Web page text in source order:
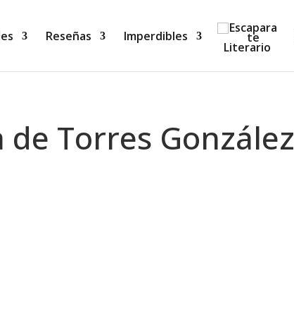
Reseñas Imperdibles
de Torres González